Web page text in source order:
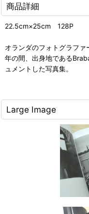
商品詳細
22.5cm×25cm 128P
オランダのフォトグラフ
年の間、出身地である
ュメントした写真集。
Large Image